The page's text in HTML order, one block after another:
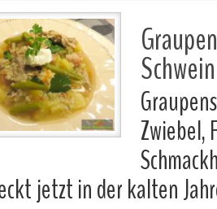
Zwiebel,
jetzt in der kalten